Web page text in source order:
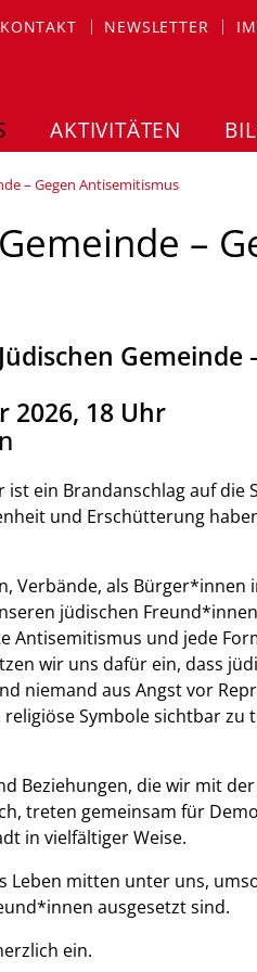
KONTAKT NEWSLETTER
AKTIVITÄTEN
– Gegen Antisemitismus
–
Gemeinde
2026, 18 Uhr
ist ein Brandanschlag auf die
und Erschütterung
Verbände, als Bürger*innen
jüdischen
Antisemitismus und jede
wir uns dafür ein, dass
niemand aus Angst vor
Symbole sichtbar zu
Beziehungen, die wir mit der
treten gemeinsam für
in vielfältiger Weise.
Leben mitten unter uns,
ausgesetzt sind.
ein.